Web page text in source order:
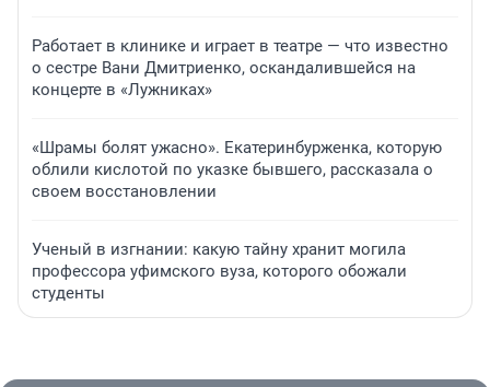
Работает в клинике и играет в театре — что известно
о сестре Вани Дмитриенко, оскандалившейся на
концерте в «Лужниках»
«Шрамы болят ужасно». Екатеринбурженка, которую
облили кислотой по указке бывшего, рассказала о
своем восстановлении
Ученый в изгнании: какую тайну хранит могила
профессора уфимского вуза, которого обожали
студенты